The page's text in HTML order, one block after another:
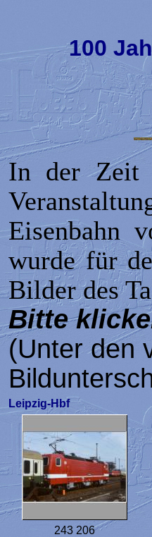
100
In der Zeit
Eisenbahn
wurde für
Bilder des
Bitte
(Unter den
Leipzig-Hbf
243 206